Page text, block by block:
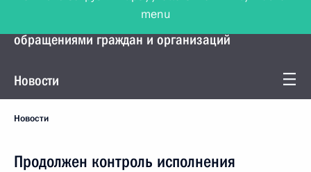
Управление Президента по работе с
обращениями граждан и организаций
Новости
Новости
Продолжен контроль исполнения
menu